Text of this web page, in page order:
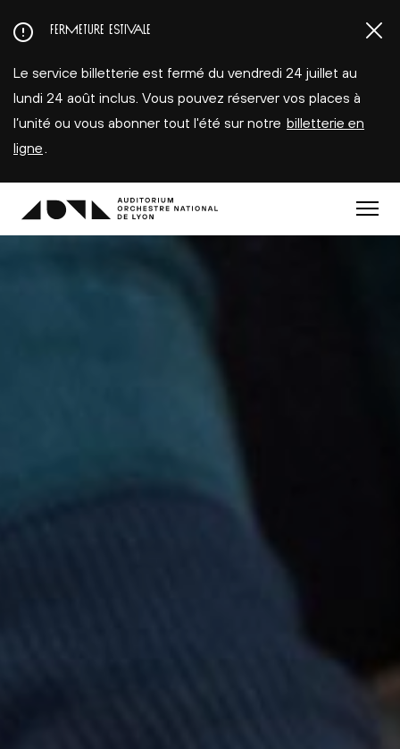
au
principal
FERMETURE ESTIVALE
Le service billetterie est fermé du vendredi 24 juillet au
lundi 24 août inclus. Vous pouvez réserver vos places à
l’unité ou vous abonner tout l'été sur notre billetterie en
ligne
Menu